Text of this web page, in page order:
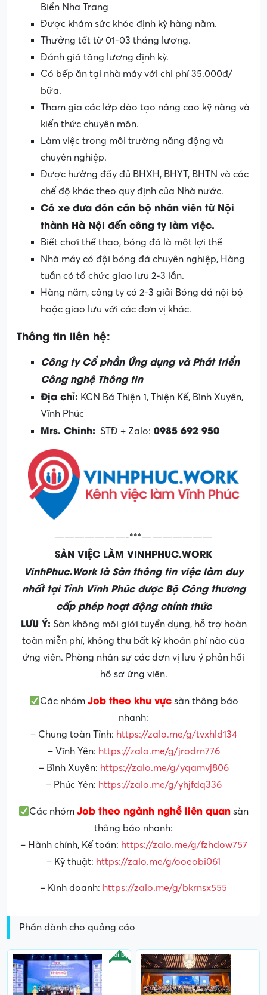
Biển Nha Trang
Được khám sức khỏe định kỳ hàng năm.
Thưởng tết từ 01-03 tháng lương.
Đánh giá tăng lương định kỳ.
Có bếp ăn tại nhà máy với chi phí 35.000đ/
bữa.
Tham gia các lớp đào tạo nâng cao kỹ năng và
kiến thức chuyên môn.
Làm việc trong môi trường năng động và
chuyên nghiệp.
Được hưởng đầy đủ BHXH, BHYT, BHTN và các
chế độ khác theo quy định của Nhà nước.
Có xe đưa đón cán bộ nhân viên từ Nội
thành Hà Nội đến công ty làm việc.
Biết chơi thể thao, bóng đá là một lợi thế
Nhà máy có đội bóng đá chuyên nghiệp, Hàng
tuần có tổ chức giao lưu 2-3 lần.
Hàng năm, công ty có 2-3 giải Bóng đá nội bộ
hoặc giao lưu với các đơn vị khác.
Thông tin liên hệ:
Công ty Cổ phần Ứng dụng và Phát triển
Công nghệ Thông tin
Địa chỉ: KCN Bá Thiện 1, Thiện Kế, Bình Xuyên,
Vĩnh Phúc
Mrs. Chinh: STĐ + Zalo: 0985 692 950
———————-***———————
SÀN VIỆC LÀM VINHPHUC.WORK
VinhPhuc.Work là Sàn thông tin việc làm duy
nhất tại Tỉnh Vĩnh Phúc được Bộ Công thương
cấp phép hoạt động chính thức
LƯU Ý: Sàn không môi giới tuyển dụng, hỗ trợ hoàn
toàn miễn phí, không thu bất kỳ khoản phí nào của
ứng viên. Phòng nhân sự các đơn vị lưu ý phản hồi
hồ sơ ứng viên.
Các nhóm Job theo khu vựcsàn thông báo
nhanh:
– Chung toàn Tỉnh: https://zalo.me/g/tvxhld134
– Vĩnh Yên: https://zalo.me/g/jrodrn776
– Bình Xuyên: https://zalo.me/g/yqamvj806
– Phúc Yên: https://zalo.me/g/yhjfdq336
Các nhómJob theo ngành nghề liên quan sàn
thông báo nhanh:
– Hành chính, Kế toán: https://zalo.me/g/fzhdow757
– Kỹ thuật: https://zalo.me/g/ooeobi061
– Kinh doanh: https://zalo.me/g/bkrnsx555
Phần dành cho quảng cáo
Nổi bật